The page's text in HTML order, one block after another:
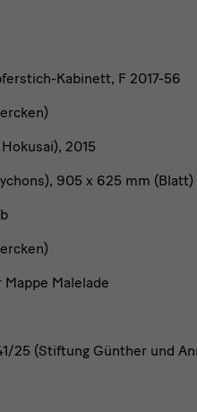
Kabinett, F 2017-56
2015
905 x 625 mm (Blatt)
Malelade
25 (Stiftung Günther und